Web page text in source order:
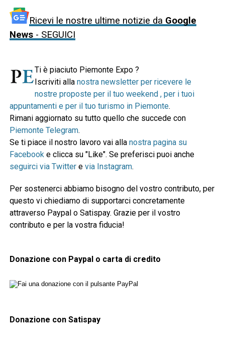
Ricevi le nostre ultime notizie da Google
News- SEGUICI
Ti è piaciuto Piemonte Expo ?
Iscriviti alla nostra newsletter per ricevere le
nostre proposte per il tuo weekend , per i tuoi
appuntamenti e per il tuo turismo in Piemonte.
Rimani aggiornato su tutto quello che succede con
Piemonte Telegram.
Se ti piace il nostro lavoro vai alla nostra pagina su
Facebooke clicca su "Like". Se preferisci puoi anche
seguirci via Twittere via Instagram.
Per sostenerci abbiamo bisogno del vostro contributo, per
questo vi chiediamo di supportarci concretamente
attraverso Paypal o Satispay. Grazie per il vostro
contributo e per la vostra fiducia!
Donazione con Paypal o carta di credito
Donazione con Satispay